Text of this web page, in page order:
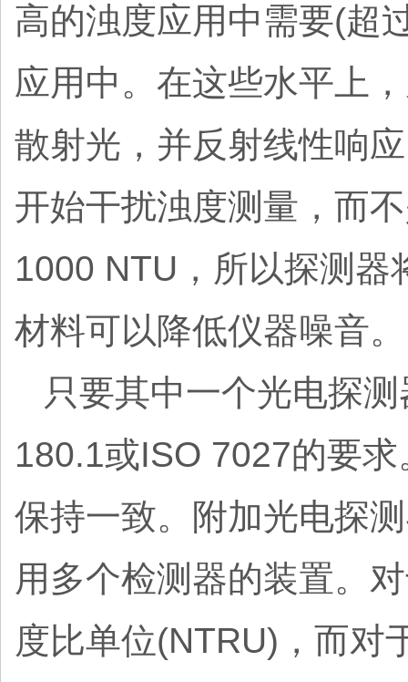
高的浊度应用中需要(超
应用中。在这些水平上
散射光，并反射线性响
开始干扰浊度测量，而
1000 NTU，所以探测
材料可以降低仪器噪音。
只要其中一个光电探
180.1或ISO 7027的要
保持一致。附加光电探
用多个检测器的装置。
度比单位(NTRU)，而对